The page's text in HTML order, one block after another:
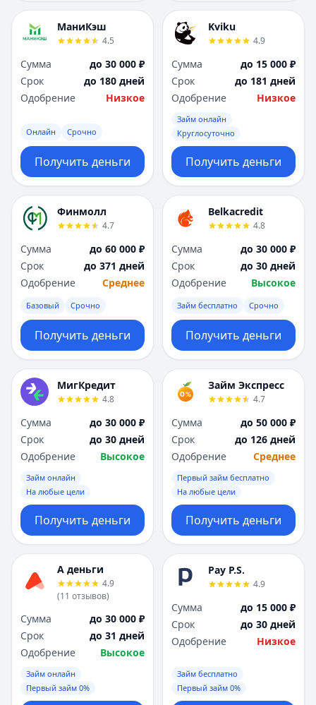
МаниКэш
4.5
Сумма
до 30 000 ₽
Срок
до 180 дней
Одобрение
Низкое
Онлайн Срочно
Получить деньги
Kviku
4.9
Сумма
до 15 000 ₽
Срок
до 181 дней
Одобрение
Низкое
Займ онлайн
Круглосуточно
Получить деньги
Финмолл
4.7
Сумма
до 60 000 ₽
Срок
до 371 дней
Одобрение
Среднее
Базовый Срочно
Получить деньги
Belkacredit
4.8
Сумма
до 30 000 ₽
Срок
до 30 дней
Одобрение
Высокое
Займ бесплатно Срочно
Получить деньги
МигКредит
4.8
Сумма
до 30 000 ₽
Срок
до 30 дней
Одобрение
Высокое
Займ онлайн
На любые цели
Получить деньги
Займ Экспресс
4.7
Сумма
до 50 000 ₽
Срок
до 126 дней
Одобрение
Среднее
Первый займ бесплатно
На любые цели
Получить деньги
А деньги
4.9
(11 отзывов)
Сумма
до 30 000 ₽
Срок
до 31 дней
Одобрение
Высокое
Займ онлайн
Первый займ 0%
Pay P.S.
4.9
Сумма
до 15 000 ₽
Срок
до 30 дней
Одобрение
Низкое
Займ бесплатно
Первый займ 0%